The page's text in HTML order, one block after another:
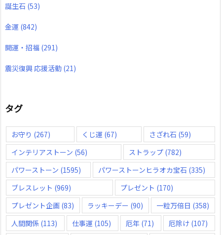
誕生石 (53)
金運 (842)
開運・招福 (291)
震災復興 応援活動 (21)
タグ
お守り (267) くじ運 (67) さざれ石 (59)
インテリアストーン (56) ストラップ(782)
パワーストーン (1595) パワーストーンヒラオカ宝石 (335)
ブレスレット (969) プレゼント (170)
プレゼント企画 (83) ラッキーデー (90) 一粒万倍日 (358)
人間関係 (113) 仕事運 (105) 厄年 (71) 厄除け (107)